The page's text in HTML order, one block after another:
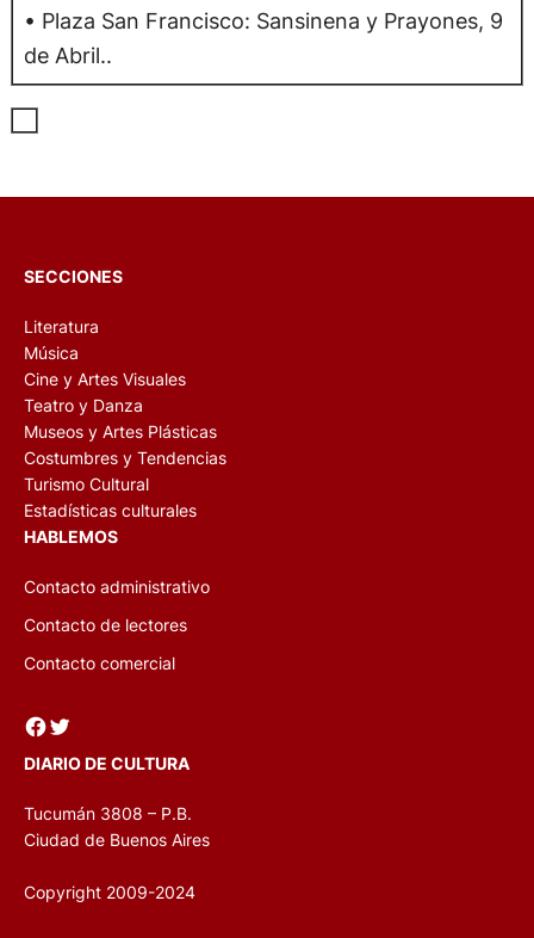
• Plaza San Francisco: Sansinena y Prayones, 9
de Abril..
SECCIONES
Literatura
Música
Cine y Artes Visuales
Teatro y Danza
Museos y Artes Plásticas
Costumbres y Tendencias
Turismo Cultural
Estadísticas culturales
HABLEMOS
Contacto administrativo
Contacto de lectores
Contacto comercial
Facebook Twitter
DIARIO DE CULTURA
Tucumán 3808 – P.B.
Ciudad de Buenos Aires
Copyright 2009-2024